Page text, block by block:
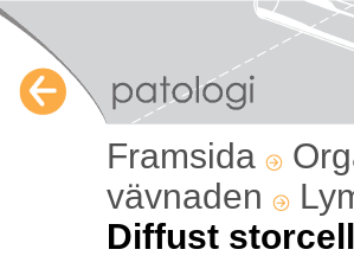
Framsida
vävnaden
Diffust